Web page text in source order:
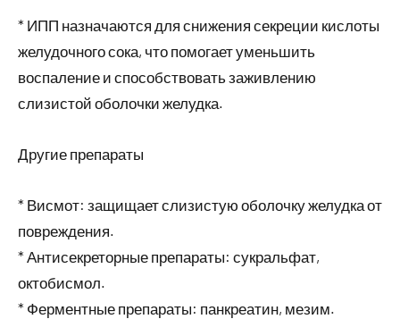
* ИПП назначаются для снижения секреции кислоты
желудочного сока, что помогает уменьшить
воспаление и способствовать заживлению
слизистой оболочки желудка.
Другие препараты
* Висмот: защищает слизистую оболочку желудка от
повреждения.
* Антисекреторные препараты: сукральфат,
октобисмол.
* Ферментные препараты: панкреатин, мезим.